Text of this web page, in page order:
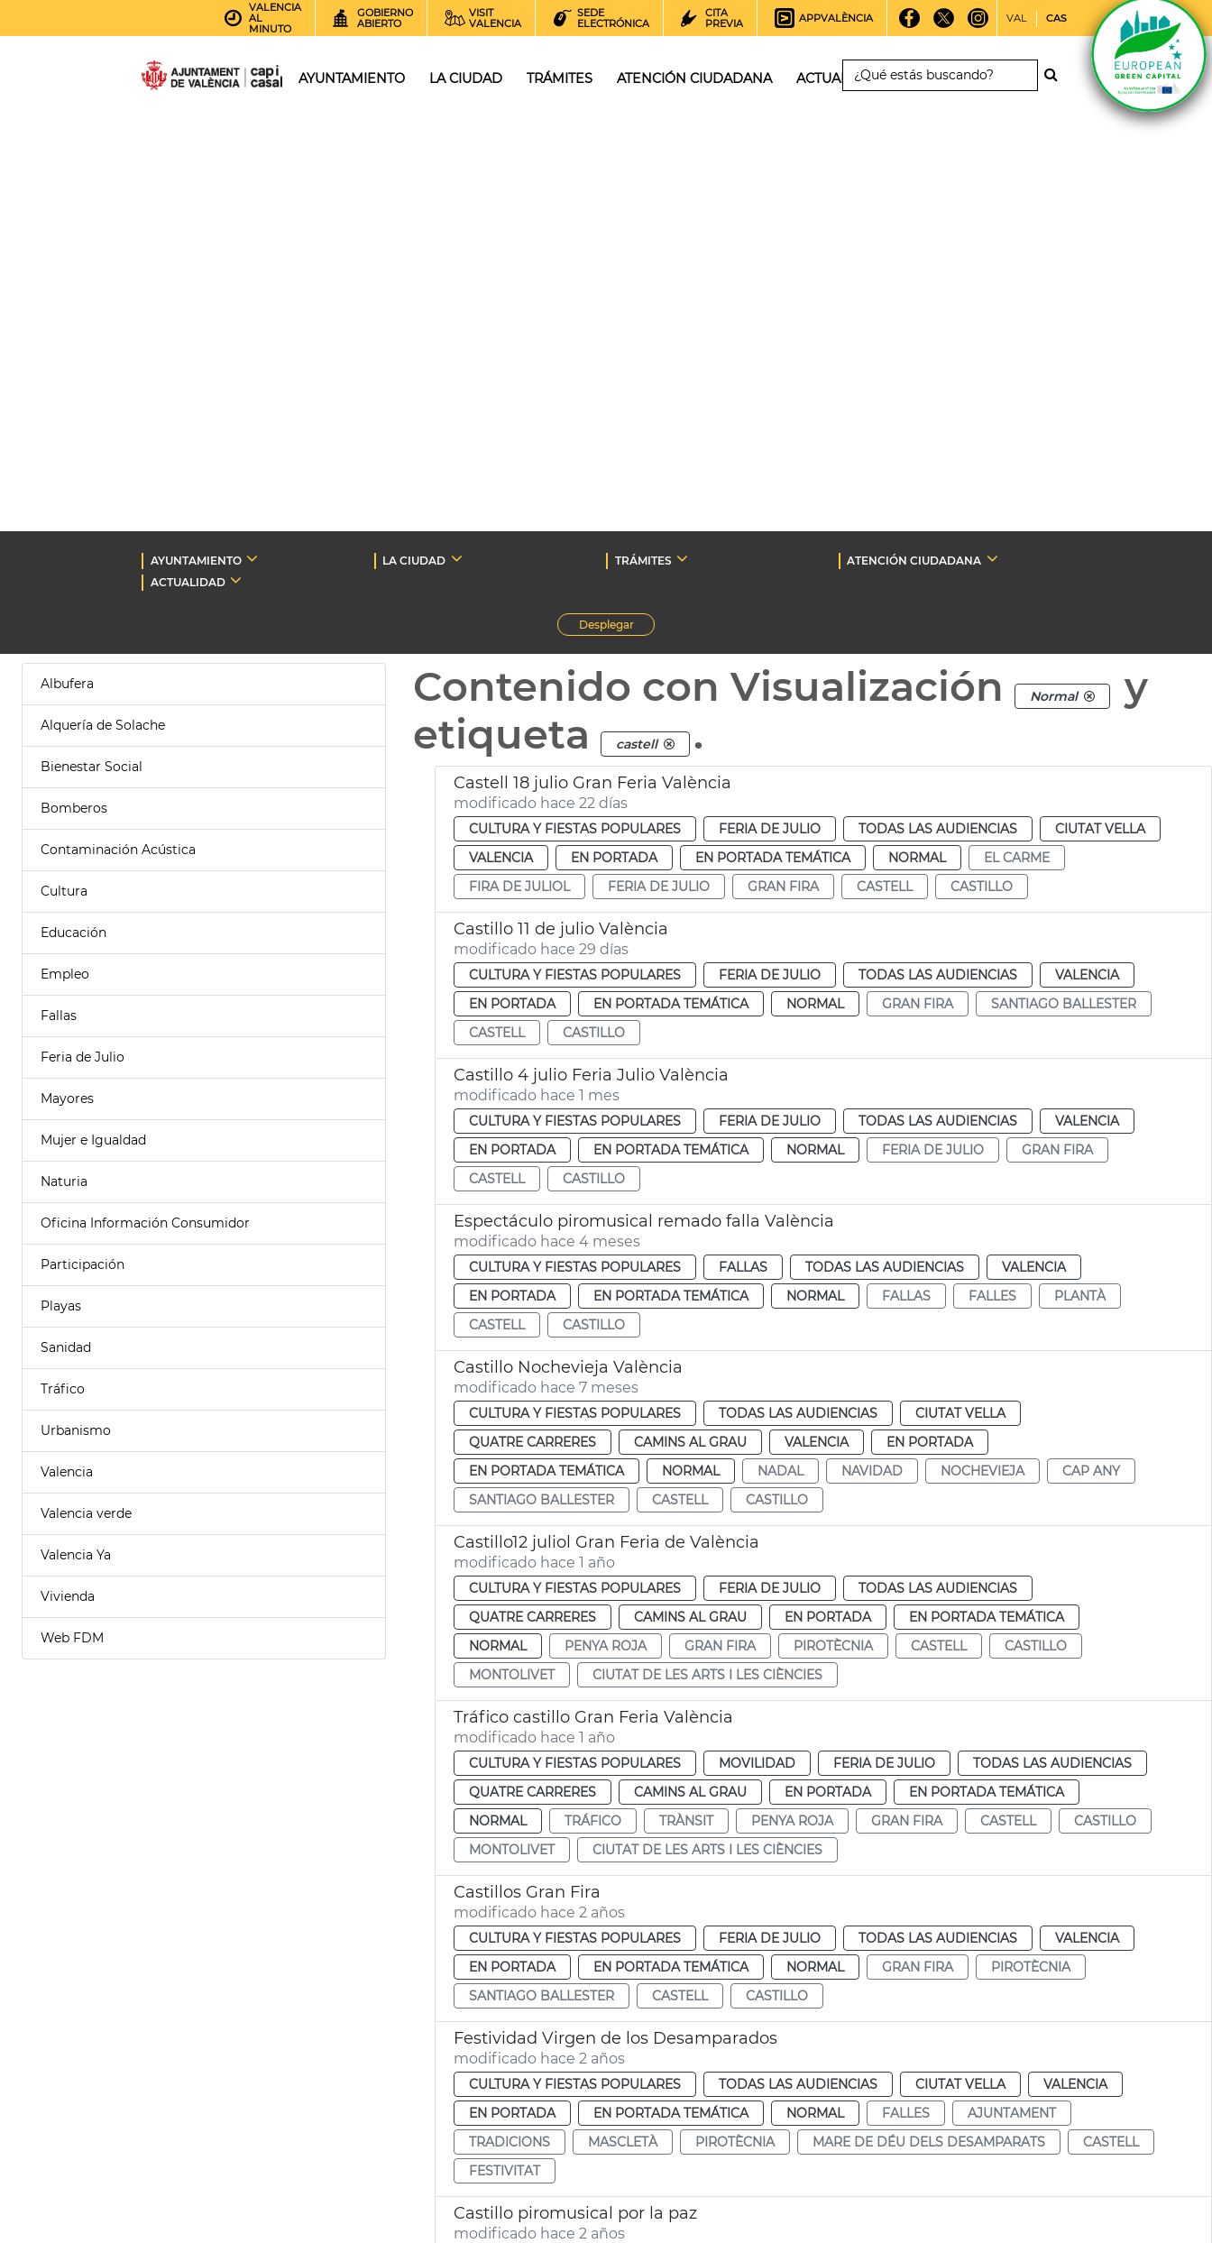
VALENCIA
AL
MINUTO
GOBIERNO
ABIERTO
VISIT
VALENCIA
SEDE
ELECTRÓNICA
CITA
PREVIA
APPVALÈNCIA VAL CAS
AYUNTAMIENTO LA CIUDAD TRÁMITES ATENCIÓN CIUDADANA ACTUALIDAD
AYUNTAMIENTO LA CIUDAD TRÁMITES
ATENCIÓN CIUDADANA
ACTUALIDAD
Desplegar
Albufera
Alquería de Solache
Bienestar Social
Bomberos
Contaminación Acústica
Cultura
Educación
Empleo
Fallas
Feria de Julio
Mayores
Mujer e Igualdad
Naturia
Oficina Información Consumidor
Participación
Playas
Sanidad
Tráfico
Urbanismo
Valencia
Valencia verde
Valencia Ya
Vivienda
Web FDM
Contenido con Visualización Normal
y
etiqueta
castell .
Castell 18 julio Gran Feria València
modificado hace 22 días
CULTURA Y FIESTAS POPULARES FERIA DE JULIO TODAS LAS AUDIENCIAS
CIUTAT VELLA
VALENCIA
EN PORTADA EN PORTADA TEMÁTICA NORMAL
EL CARME
FIRA DE JULIOL
FERIA DE JULIO GRAN FIRA CASTELL CASTILLO
Castillo 11 de julio València
modificado hace 29 días
CULTURA Y FIESTAS POPULARES FERIA DE JULIO TODAS LAS AUDIENCIAS
VALENCIA
EN PORTADA
EN PORTADA TEMÁTICA NORMAL GRAN FIRA
SANTIAGO BALLESTER
CASTELL
CASTILLO
Castillo 4 julio Feria Julio València
modificado hace 1 mes
CULTURA Y FIESTAS POPULARES FERIA DE JULIO TODAS LAS AUDIENCIAS
VALENCIA
EN PORTADA
EN PORTADA TEMÁTICA NORMAL FERIA DE JULIO
GRAN FIRA
CASTELL
CASTILLO
Espectáculo piromusical remado falla València
modificado hace 4 meses
CULTURA Y FIESTAS POPULARES FALLAS TODAS LAS AUDIENCIAS
VALENCIA
EN PORTADA
EN PORTADA TEMÁTICA NORMAL FALLAS FALLES
PLANTÀ
CASTELL
CASTILLO
Castillo Nochevieja València
modificado hace 7 meses
CULTURA Y FIESTAS POPULARES TODAS LAS AUDIENCIAS
CIUTAT VELLA
QUATRE CARRERES
CAMINS AL GRAU VALENCIA
EN PORTADA
EN PORTADA TEMÁTICA
NORMAL NADAL NAVIDAD NOCHEVIEJA
CAP ANY
SANTIAGO BALLESTER
CASTELL CASTILLO
Castillo12 juliol Gran Feria de València
modificado hace 1 año
CULTURA Y FIESTAS POPULARES FERIA DE JULIO
TODAS LAS AUDIENCIAS
QUATRE CARRERES
CAMINS AL GRAU EN PORTADA
EN PORTADA TEMÁTICA
NORMAL
PENYA ROJA GRAN FIRA PIROTÈCNIA CASTELL
CASTILLO
MONTOLIVET
CIUTAT DE LES ARTS I LES CIÈNCIES
Tráfico castillo Gran Feria València
modificado hace 1 año
CULTURA Y FIESTAS POPULARES MOVILIDAD FERIA DE JULIO
TODAS LAS AUDIENCIAS
QUATRE CARRERES
CAMINS AL GRAU EN PORTADA
EN PORTADA TEMÁTICA
NORMAL
TRÁFICO TRÀNSIT PENYA ROJA GRAN FIRA CASTELL
CASTILLO
MONTOLIVET
CIUTAT DE LES ARTS I LES CIÈNCIES
Castillos Gran Fira
modificado hace 2 años
CULTURA Y FIESTAS POPULARES FERIA DE JULIO TODAS LAS AUDIENCIAS
VALENCIA
EN PORTADA
EN PORTADA TEMÁTICA NORMAL GRAN FIRA
PIROTÈCNIA
SANTIAGO BALLESTER
CASTELL CASTILLO
Festividad Virgen de los Desamparados
modificado hace 2 años
CULTURA Y FIESTAS POPULARES TODAS LAS AUDIENCIAS CIUTAT VELLA
VALENCIA
EN PORTADA
EN PORTADA TEMÁTICA NORMAL FALLES
AJUNTAMENT
TRADICIONS
MASCLETÀ PIROTÈCNIA MARE DE DÉU DELS DESAMPARATS
CASTELL
FESTIVITAT
Castillo piromusical por la paz
modificado hace 2 años